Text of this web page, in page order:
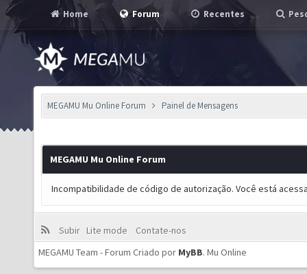
Home Forum Recentes
MEGAMU Mu Online Forum Painel de Mensagens
MEGAMU Mu Online Forum
Incompatibilidade de código de autorização. Você está
Subir Lite mode
Contate-nos
MEGAMU Team - Forum Criado por MyBB. Mu Online